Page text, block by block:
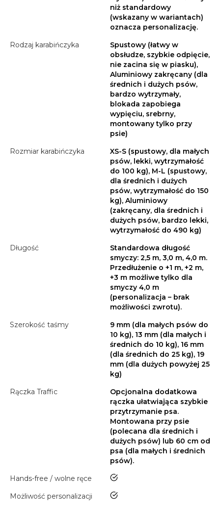
niż standardowy
(wskazany w wariantach)
oznacza personalizację.
Rodzaj karabińczyka
Spustowy (łatwy w
obsłudze, szybkie odpięcie,
nie zacina się w piasku),
Aluminiowy zakręcany (dla
średnich i dużych psów,
bardzo wytrzymały,
blokada zapobiega
wypięciu, srebrny,
montowany tylko przy
psie)
Rozmiar karabińczyka
XS-S (spustowy, dla małych
psów, lekki, wytrzymałość
do 100 kg), M-L (spustowy,
dla średnich i dużych
psów, wytrzymałość do 150
kg), Aluminiowy
(zakręcany, dla średnich i
dużych psów, bardzo lekki,
wytrzymałość do 490 kg)
Długość
Standardowa długość
smyczy: 2,5 m, 3,0 m, 4,0 m.
Przedłużenie o +1 m, +2 m,
+3 m możliwe tylko dla
smyczy 4,0 m
(personalizacja – brak
możliwości zwrotu).
Szerokość taśmy
9 mm (dla małych psów do
10 kg), 13 mm (dla małych i
średnich do 10 kg), 16 mm
(dla średnich do 25 kg), 19
mm (dla dużych powyżej 25
kg)
Rączka Traffic
Opcjonalna dodatkowa
rączka ułatwiająca szybkie
przytrzymanie psa.
Montowana przy psie
(polecana dla średnich i
dużych psów) lub 60 cm od
psa (dla małych i średnich
psów).
Hands-free / wolne ręce
tak
Możliwość personalizacji tak